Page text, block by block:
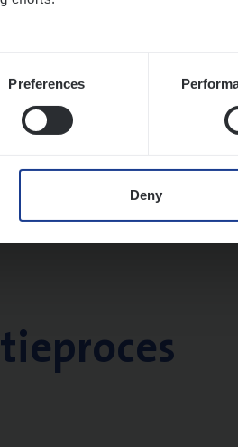
Preferences
Deny